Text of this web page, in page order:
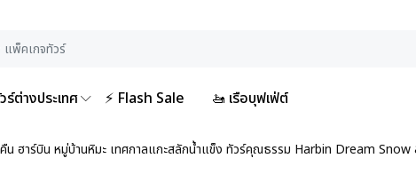
ร์ต่างประเทศ ⚡ Flash Sale 🚤 เรือบุฟเฟ่ต์
น ฮาร์บิน หมู่บ้านหิมะ เทศกาลแกะสลักน้ำแข็ง ทัวร์คุณธรรม Harbin Dream